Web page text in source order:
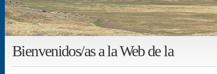
Bienvenidos/as a la Web de la